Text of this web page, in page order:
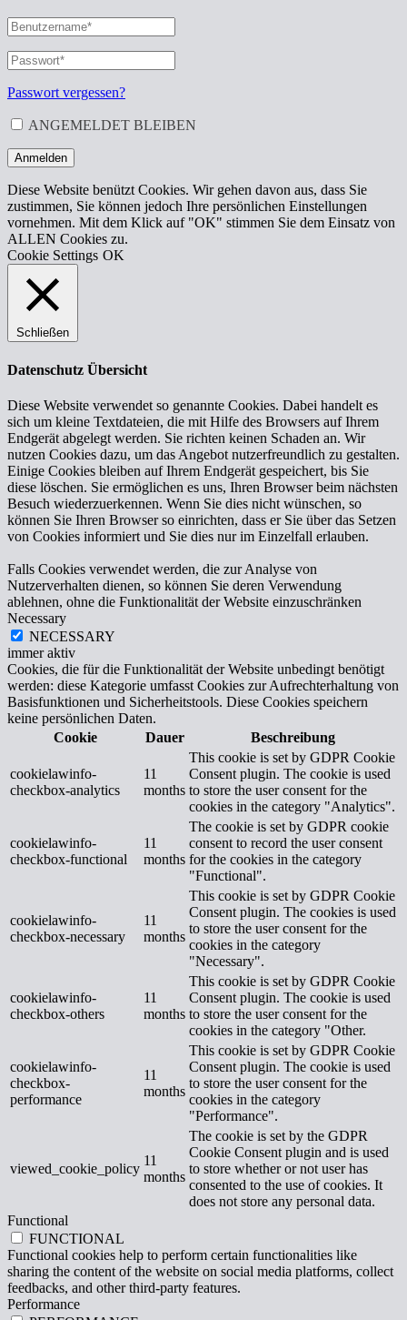
BENUTZERNAME
ODER
E-
MAIL-
ADRESSE*
ERFORDERLICH
PASSWORT
ERFORDERLICH
Passwort vergessen?
ANGEMELDET BLEIBEN
Anmelden
Diese Website benützt Cookies. Wir gehen davon aus, dass Sie
zustimmen, Sie können jedoch Ihre persönlichen Einstellungen
vornehmen. Mit dem Klick auf "OK" stimmen Sie dem Einsatz von
ALLEN Cookies zu.
Cookie Settings OK
Schließen
Datenschutz Übersicht
Diese Website verwendet so genannte Cookies. Dabei handelt es
sich um kleine Textdateien, die mit Hilfe des Browsers auf Ihrem
Endgerät abgelegt werden. Sie richten keinen Schaden an. Wir
nutzen Cookies dazu, um das Angebot nutzerfreundlich zu gestalten.
Einige Cookies bleiben auf Ihrem Endgerät gespeichert, bis Sie
diese löschen. Sie ermöglichen es uns, Ihren Browser beim nächsten
Besuch wiederzuerkennen. Wenn Sie dies nicht wünschen, so
können Sie Ihren Browser so einrichten, dass er Sie über das Setzen
von Cookies informiert und Sie dies nur im Einzelfall erlauben.
Falls Cookies verwendet werden, die zur Analyse von
Nutzerverhalten dienen, so können Sie deren Verwendung
ablehnen, ohne die Funktionalität der Website einzuschränken
Necessary
NECESSARY
immer aktiv
Cookies, die für die Funktionalität der Website unbedingt benötigt
werden: diese Kategorie umfasst Cookies zur Aufrechterhaltung von
Basisfunktionen und Sicherheitstools. Diese Cookies speichern
keine persönlichen Daten.
Cookie
Dauer Beschreibung
cookielawinfo-
checkbox-analytics
11
months
This cookie is set by GDPR Cookie
Consent plugin. The cookie is used
to store the user consent for the
cookies in the category "Analytics".
cookielawinfo-
checkbox-functional
11
months
The cookie is set by GDPR cookie
consent to record the user consent
for the cookies in the category
"Functional".
cookielawinfo-
checkbox-necessary
11
months
This cookie is set by GDPR Cookie
Consent plugin. The cookies is used
to store the user consent for the
cookies in the category
"Necessary".
cookielawinfo-
checkbox-others
11
months
This cookie is set by GDPR Cookie
Consent plugin. The cookie is used
to store the user consent for the
cookies in the category "Other.
cookielawinfo-
checkbox-
performance
11
months
This cookie is set by GDPR Cookie
Consent plugin. The cookie is used
to store the user consent for the
cookies in the category
"Performance".
viewed_cookie_policy
11
months
The cookie is set by the GDPR
Cookie Consent plugin and is used
to store whether or not user has
consented to the use of cookies. It
does not store any personal data.
Functional
FUNCTIONAL
Functional cookies help to perform certain functionalities like
sharing the content of the website on social media platforms, collect
feedbacks, and other third-party features.
Performance